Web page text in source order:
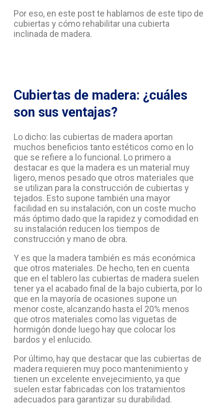
Por eso, en este post te hablamos de este tipo de
cubiertas y cómo rehabilitar una cubierta
inclinada de madera.
Cubiertas de madera: ¿cuáles
son sus ventajas?
Lo dicho: las cubiertas de madera aportan
muchos beneficios tanto estéticos como en lo
que se refiere a lo funcional. Lo primero a
destacar es que la madera es un material muy
ligero, menos pesado que otros materiales que
se utilizan para la construcción de cubiertas y
tejados. Esto supone también una mayor
facilidad en su instalación, con un coste mucho
más óptimo dado que la rapidez y comodidad en
su instalación reducen los tiempos de
construcción y mano de obra.
Y es que la madera también es más económica
que otros materiales. De hecho, ten en cuenta
que en el tablero las cubiertas de madera suelen
tener ya el acabado final de la bajo cubierta, por lo
que en la mayoría de ocasiones supone un
menor coste, alcanzando hasta el 20% menos
que otros materiales como las viguetas de
hormigón donde luego hay que colocar los
bardos y el enlucido.
Por último, hay que destacar que las cubiertas de
madera requieren muy poco mantenimiento y
tienen un excelente envejecimiento, ya que
suelen estar fabricadas con los tratamientos
adecuados para garantizar su durabilidad.